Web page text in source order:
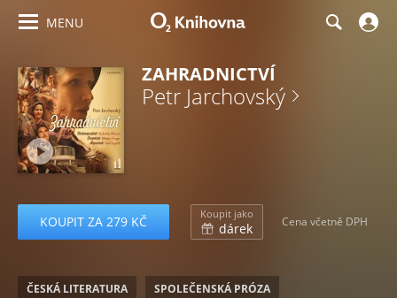
MENU
ZAHRADNICTVÍ
Petr Jarchovský
KOUPIT ZA 279 KČ Koupit jako
dárek Cena včetně DPH
ČESKÁ LITERATURA SPOLEČENSKÁ PRÓZA